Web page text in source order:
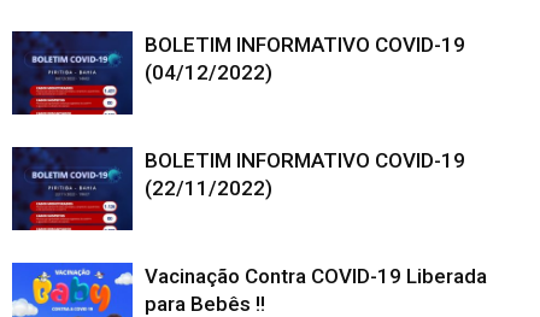
BOLETIM INFORMATIVO COVID-19
(04/12/2022)
BOLETIM INFORMATIVO COVID-19
(22/11/2022)
Vacinação Contra COVID-19 Liberada
para Bebês !!